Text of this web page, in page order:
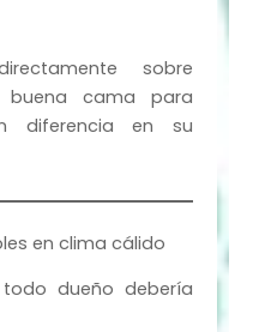
sobre
buena cama para
diferencia en su
en clima cálido
dueño debería